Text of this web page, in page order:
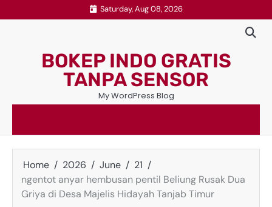
to
Saturday, Aug 08, 2026
BOKEP INDO GRATIS
TANPA SENSOR
My WordPress Blog
Home 2026 June
21
ngentot anyar hembusan pentil Beliung Rusak Dua
Griya di Desa Majelis Hidayah Tanjab Timur